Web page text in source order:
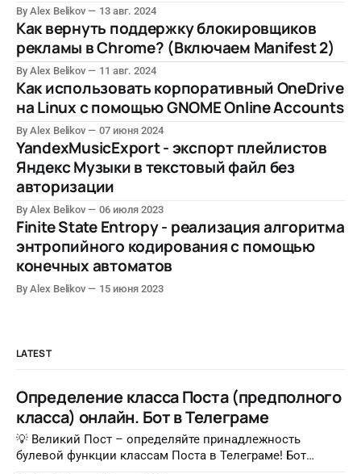
By Alex Belikov 13 авг. 2024
Как вернуть поддержку блокировщиков
рекламы в Chrome? (Включаем Manifest 2)
By Alex Belikov 11 авг. 2024
Как использовать корпоративный OneDrive
на Linux с помощью GNOME Online Accounts
By Alex Belikov 07 июня 2024
YandexMusicExport - экспорт плейлистов
Яндекс Музыки в текстовый файл без
авторизации
By Alex Belikov 06 июля 2023
Finite State Entropy - реализация алгоритма
энтропийного кодирования с помощью
конечных автоматов
By Alex Belikov 15 июня 2023
LATEST
Определение класса Поста (предполного
класса) онлайн. Бот в Телеграме
💡 Великий Пост – определяйте принадлежность
булевой функции классам Поста в Телеграме! Бот